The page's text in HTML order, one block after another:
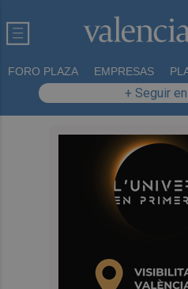
FORO PLAZA EMPRESAS
+ Seguir